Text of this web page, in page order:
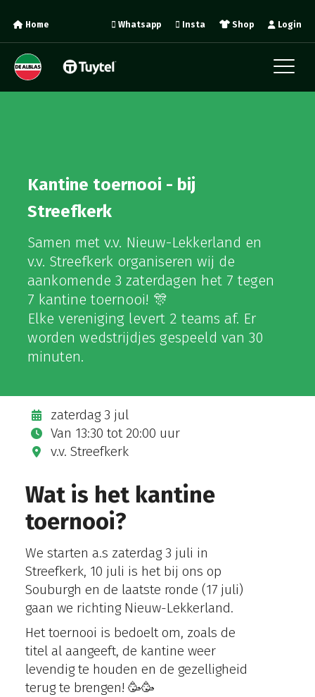
Home Login
Shop
Insta
Whatsapp
Kantine toernooi - bij
Streefkerk
Samen met v.v. Nieuw-Lekkerland en
v.v. Streefkerk organiseren wij de
aankomende 3 zaterdagen het 7 tegen
7 kantine toernooi! 🎊
Elke vereniging levert 2 teams af. Er
worden wedstrijdjes gespeeld van 30
minuten.
zaterdag 3 jul
Van 13:30 tot20:00 uur
v.v. Streefkerk
Wat is het kantine
toernooi?
We starten a.s zaterdag 3 juli in
Streefkerk, 10 juli is het bij ons op
Souburgh en de laatste ronde (17 juli)
gaan we richting Nieuw-Lekkerland.
Het toernooi is bedoelt om, zoals de
titel al aangeeft, de kantine weer
levendig te houden en de gezelligheid
terug te brengen! 🥳🥳